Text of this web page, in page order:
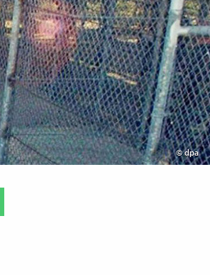
©dpa